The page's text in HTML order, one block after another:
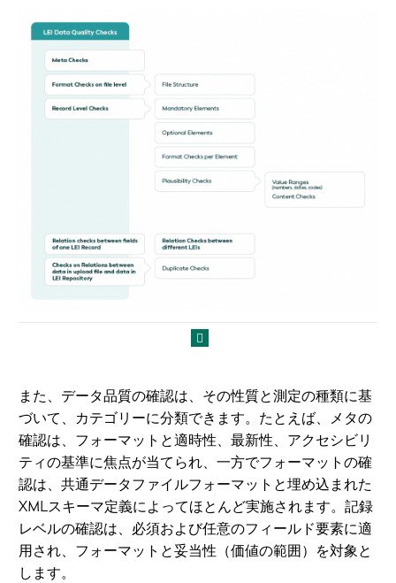
また、データ品質の確認は、その性質と測定の種類に基
づいて、カテゴリーに分類できます。たとえば、メタの
確認は、フォーマットと適時性、最新性、アクセシビリ
ティの基準に焦点が当てられ、一方でフォーマットの確
認は、共通データファイルフォーマットと埋め込まれた
XMLスキーマ定義によってほとんど実施されます。記録
レベルの確認は、必須および任意のフィールド要素に適
用され、フォーマットと妥当性（価値の範囲）を対象と
します。